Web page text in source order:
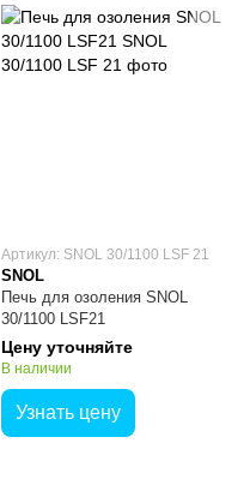
Артикул: SNOL 30/1100 LSF 21
SNOL
Печь для озоления SNOL
30/1100 LSF21
Цену уточняйте
В наличии
Узнать цену